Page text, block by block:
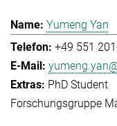
Yumeng Yan
+49 551
PhD Student
Forschungsgruppe